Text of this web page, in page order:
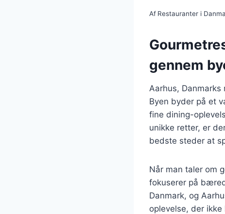
Af Restauranter i
gennem
Aarhus,
Byen byder på et
fine dining-
unikke retter, er
bedste steder at
Når man taler om
fokuserer på
Danmark, og
oplevelse, der